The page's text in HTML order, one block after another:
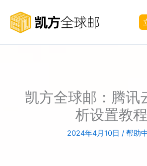
凯方全球邮：腾讯
析设置教程
2024年4月10日 / 帮助